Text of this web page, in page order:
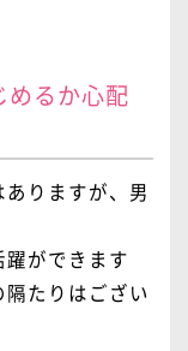
るか心配
りますが、男
ができます
たりはござい